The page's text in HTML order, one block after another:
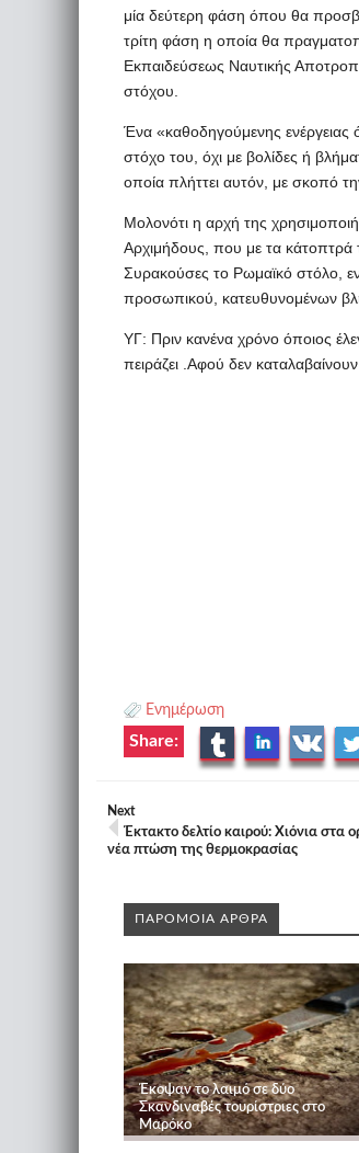
μία δεύτερη φάση όπου θα
τρίτη φάση η οποία θα
Εκπαιδεύσεως Ναυτικής
στόχου.
Ένα «καθοδηγούμενης
στόχο του, όχι με βολίδες ή
οποία πλήττει αυτόν, με σκοπό
Μολονότι η αρχή της
Αρχιμήδους, που με τα κάτοπτρά
Συρακούσες το Ρωμαϊκό στόλο,
προσωπικού, κατευθυνομένων
ΥΓ: Πριν κανένα χρόνο όποιος
πειράζει .Αφού δεν καταλαβαίνουν
Ενημέρωση
Share:
Next
Έκτακτο δελτίο καιρού: Χιόνια στα
νέα πτώση της θερμοκρασίας
ΠΑΡΟΜΟΙΑ ΑΡΘΡΑ
Έκοψαν το λαιμό σε δύο
Σκανδιναβές τουρίστριες στο
Μαρόκο